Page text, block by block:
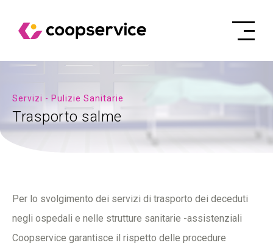
Servizi - Pulizie Sanitarie
Trasporto salme
Per lo svolgimento dei servizi di trasporto dei deceduti
negli ospedali e nelle strutture sanitarie -assistenziali
Coopservice garantisce il rispetto delle procedure